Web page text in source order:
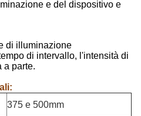
e del dispositivo e
di illuminazione
di intervallo, l'intensità di
a parte.
375 e 500mm